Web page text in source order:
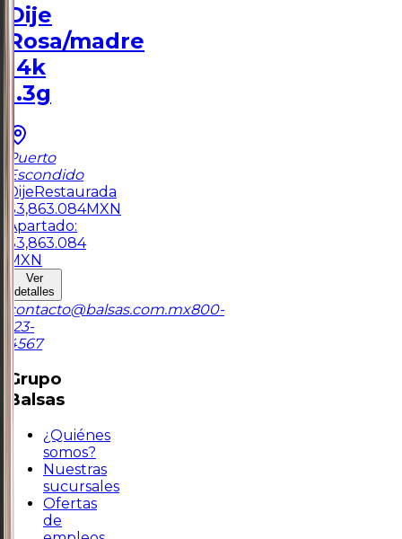
Dije
Rosa/madre
14k
1.3g
Puerto
Escondido
DijeRestaurada
$3,863.084MXN
Apartado:
$3,863.084
MXN
Ver
detalles
contacto@balsas.com.mx800-
123-
4567
Grupo
Balsas
¿Quiénes
somos?
Nuestras
sucursales
Ofertas
de